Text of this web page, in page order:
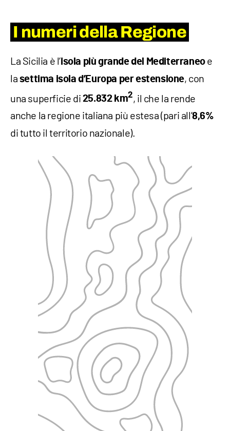
I numeri della Regione
La Sicilia è l’isola più grande del Mediterraneoe
la settima isola d’Europa per estensione, con
una superficie di 25.832 km2, il che la rende
anche la regione italiana più estesa (pari all’8,6%
di tutto il territorio nazionale).